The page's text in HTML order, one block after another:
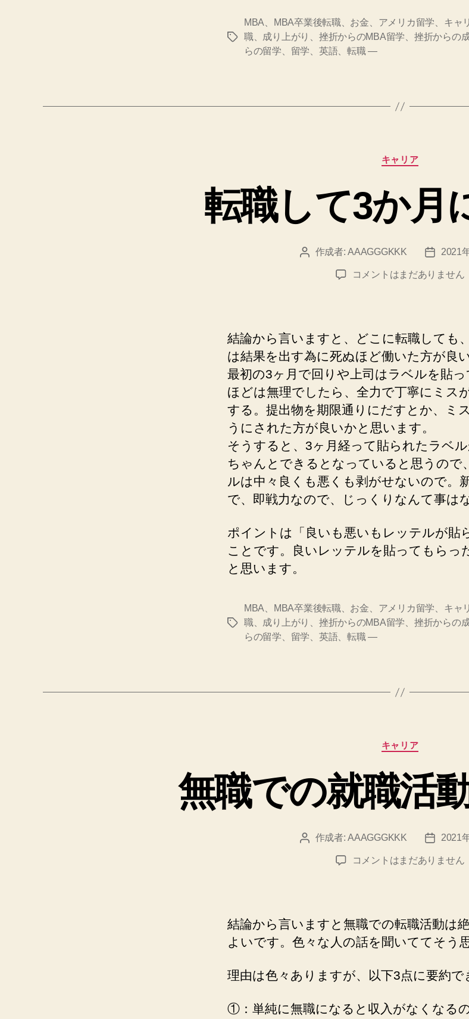
タ
MBA、MBA卒業後転職、お金、アメリカ留学、キャ
職、成り上がり、挫折からのMBA留学、挫折からの
らの留学、留学、英語、転職 —
カ
テ
リ
ー
キャリア
転職して3か月
投 作成者:AAAGGGKKK
投
日
2021
転
か
月
に
関
し
て
へ
の
コメントはまだありません
結論から言いますと、どこに転職しても
は結果を出す為に死ぬほど働いた方が良
最初の3ヶ月で回りや上司はラベルを貼
ほどは無理でしたら、全力で丁寧にミス
する。提出物を期限通りにだすとか、ミ
うにされた方が良いかと思います。
そうすると、3ヶ月経って貼られたラベ
ちゃんとできるとなっていると思うので
ルは中々良くも悪くも剥がせないので。
で、即戦力なので、じっくりなんて事は
ポイントは「良いも悪いもレッテルが貼
ことです。良いレッテルを貼ってもらっ
と思います。
タ
MBA、MBA卒業後転職、お金、アメリカ留学、キャ
職、成り上がり、挫折からのMBA留学、挫折からの
らの留学、留学、英語、転職 —
カ
テ
リ
ー
キャリア
無職での就職活
投 作成者:AAAGGGKKK
投
日
2021
無
就
職
活
に
し
て
コメントはまだありません
結論から言いますと無職での転職活動は
よいです。色々な人の話を聞いててそう
理由は色々ありますが、以下3点に要約で
①：単純に無職になると収入がなくなる